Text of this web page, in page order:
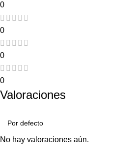
0
0
0
0
Valoraciones
No hay valoraciones aún.